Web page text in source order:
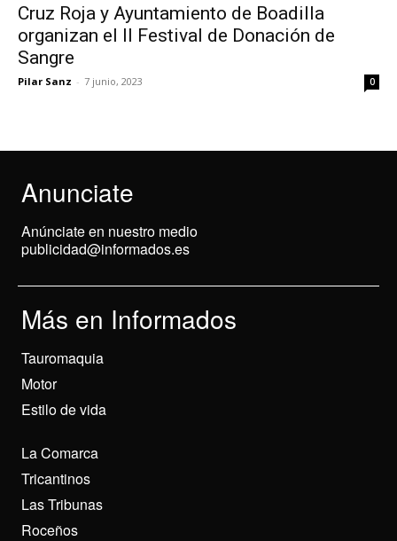
Cruz Roja y Ayuntamiento de Boadilla
organizan el II Festival de Donación de
Sangre
Pilar Sanz - 7 junio, 2023 0
Anunciate
Anúnciate en nuestro medio
publicidad@informados.es
Más en Informados
Tauromaquia
Motor
Estilo de vida
La Comarca
Tricantinos
Las Tribunas
Roceños